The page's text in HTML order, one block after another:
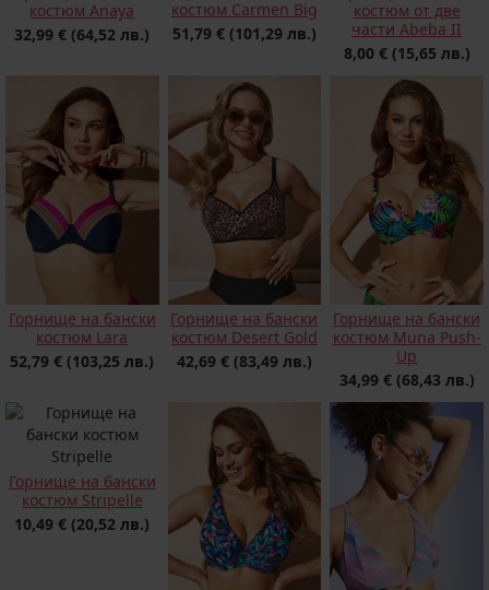
костюм Anaya
32,99 € (64,52 лв.)
костюм Carmen Big
51,79 € (101,29 лв.)
костюм от две
части Abeba II
8,00 € (15,65 лв.)
Горнище на бански
костюм Lara
52,79 € (103,25 лв.)
Горнище на бански
костюм Desert Gold
42,69 € (83,49 лв.)
Горнище на бански
костюм Muna Push-
Up
34,99 € (68,43 лв.)
Горнище на бански
костюм Stripelle
10,49 € (20,52 лв.)